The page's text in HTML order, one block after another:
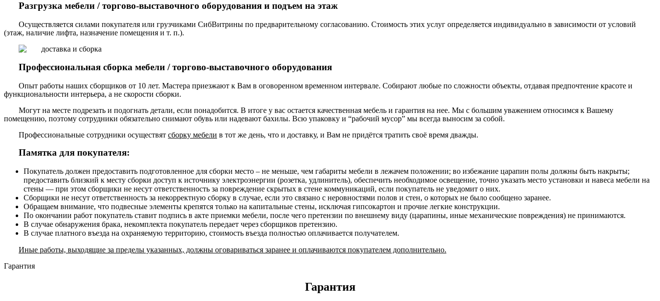
Разгрузка мебели / торгово-выставочного оборудования и подъем на этаж
Осуществляется силами покупателя или грузчиками СибВитрины по предварительному согласованию. Стоимость этих услуг определяется индивидуально в зависимости от условий
(этаж, наличие лифта, назначение помещения и т. п.).
Профессиональная сборка мебели / торгово-выставочного оборудования
Опыт работы наших сборщиков от 10 лет. Мастера приезжают к Вам в оговоренном временном интервале. Собирают любые по сложности объекты, отдавая предпочтение красоте и
функциональности интерьера, а не скорости сборки.
Могут на месте подрезать и подогнать детали, если понадобится. В итоге у вас остается качественная мебель и гарантия на нее. Мы с большим уважением относимся к Вашему
помещению, поэтому сотрудники обязательно снимают обувь или надевают бахилы. Всю упаковку и “рабочий мусор” мы всегда выносим за собой.
Профессиональные сотрудники осуществят сборку мебели в тот же день, что и доставку, и Вам не придётся тратить своё время дважды.
Памятка для покупателя:
Покупатель должен предоставить подготовленное для сборки место – не меньше, чем габариты мебели в лежачем положении; во избежание царапин полы должны быть накрыты;
предоставить близкий к месту сборки доступ к источнику электроэнергии (розетка, удлинитель), обеспечить необходимое освещение, точно указать место установки и навеса мебели на
стены — при этом сборщики не несут ответственность за повреждение скрытых в стене коммуникаций, если покупатель не уведомит о них.
Сборщики не несут ответственность за некорректную сборку в случае, если это связано с неровностями полов и стен, о которых не было сообщено заранее.
Обращаем внимание, что подвесные элементы крепятся только на капитальные стены, исключая гипсокартон и прочие легкие конструкции.
По окончании работ покупатель ставит подпись в акте приемки мебели, после чего претензии по внешнему виду (царапины, иные механические повреждения) не принимаются.
В случае обнаружения брака, некомплекта покупатель передает через сборщиков претензию.
В случае платного въезда на охраняемую территорию, стоимость въезда полностью оплачивается получателем.
Иные работы, выходящие за пределы указанных, должны оговариваться заранее и оплачиваются покупателем дополнительно.
Гарантия
Гарантия